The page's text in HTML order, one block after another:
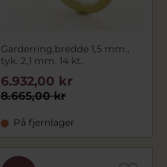
Garderring,bredde 1,5 mm.,
tyk. 2,1 mm. 14 kt.
8.665,00 kr
6.932,00 kr
På fjernlager